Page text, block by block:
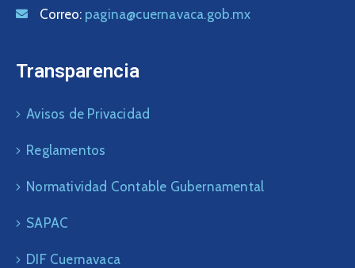
Correo: pagina@cuernavaca.gob.mx
Transparencia
Avisos de Privacidad
Reglamentos
Normatividad Contable Gubernamental
SAPAC
DIF Cuernavaca